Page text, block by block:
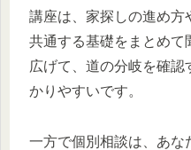
講座は、家探しの進め方
共通する基礎をまとめて
広げて、道の分岐を確
かりやすいです。
一方で個別相談は、あな